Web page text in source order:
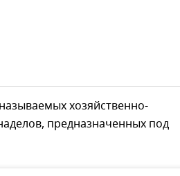
хозяйственно-
предназначенных под